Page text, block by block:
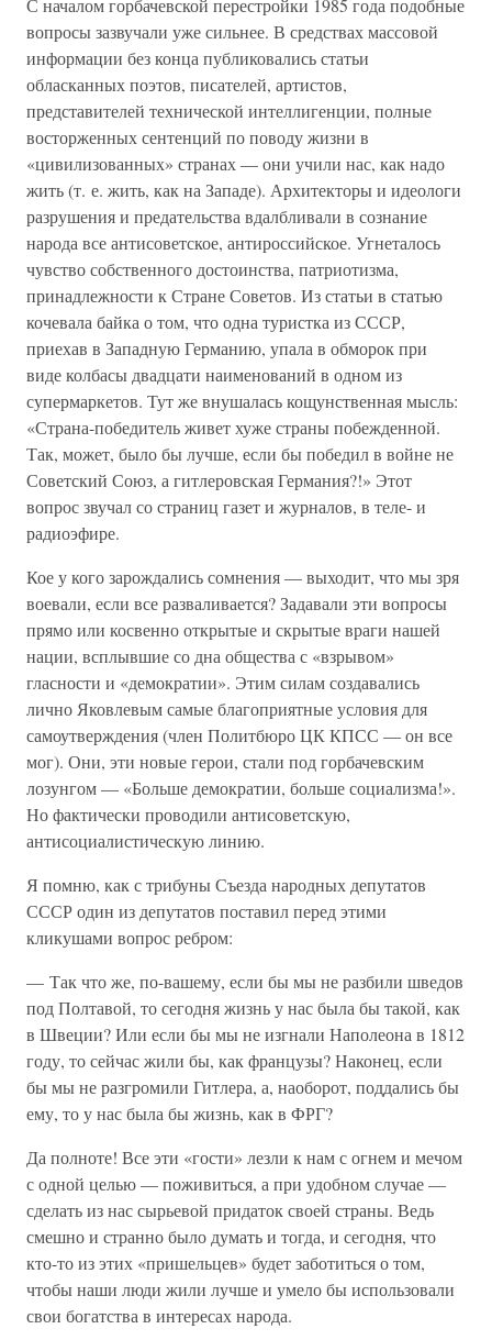
С началом горбачевской перестройки 1985 года подобные
вопросы зазвучали уже сильнее. В средствах массовой
информации без конца публиковались статьи
обласканных поэтов, писателей, артистов,
представителей технической интеллигенции, полные
восторженных сентенций по поводу жизни в
«цивилизованных» странах — они учили нас, как надо
жить (т. е. жить, как на Западе). Архитекторы и идеологи
разрушения и предательства вдалбливали в сознание
народа все антисоветское, антироссийское. Угнеталось
чувство собственного достоинства, патриотизма,
принадлежности к Стране Советов. Из статьи в статью
кочевала байка о том, что одна туристка из СССР,
приехав в Западную Германию, упала в обморок при
виде колбасы двадцати наименований в одном из
супермаркетов. Тут же внушалась кощунственная мысль:
«Страна-победитель живет хуже страны побежденной.
Так, может, было бы лучше, если бы победил в войне не
Советский Союз, а гитлеровская Германия?!» Этот
вопрос звучал со страниц газет и журналов, в теле- и
радиоэфире.
Кое у кого зарождались сомнения — выходит, что мы зря
воевали, если все разваливается? Задавали эти вопросы
прямо или косвенно открытые и скрытые враги нашей
нации, всплывшие со дна общества с «взрывом»
гласности и «демократии». Этим силам создавались
лично Яковлевым самые благоприятные условия для
самоутверждения (член Политбюро ЦК КПСС — он все
мог). Они, эти новые герои, стали под горбачевским
лозунгом — «Больше демократии, больше социализма!».
Но фактически проводили антисоветскую,
антисоциалистическую линию.
Я помню, как с трибуны Съезда народных депутатов
СССР один из депутатов поставил перед этими
кликушами вопрос ребром:
— Так что же, по-вашему, если бы мы не разбили шведов
под Полтавой, то сегодня жизнь у нас была бы такой, как
в Швеции? Или если бы мы не изгнали Наполеона в 1812
году, то сейчас жили бы, как французы? Наконец, если
бы мы не разгромили Гитлера, а, наоборот, поддались бы
ему, то у нас была бы жизнь, как в ФРГ?
Да полноте! Все эти «гости» лезли к нам с огнем и мечом
с одной целью — поживиться, а при удобном случае —
сделать из нас сырьевой придаток своей страны. Ведь
смешно и странно было думать и тогда, и сегодня, что
кто-то из этих «пришельцев» будет заботиться о том,
чтобы наши люди жили лучше и умело бы использовали
свои богатства в интересах народа.